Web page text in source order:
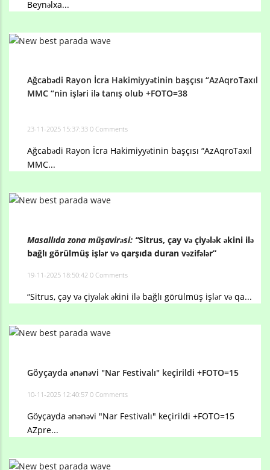
Beynəlxa...
Ağcabədi Rayon İcra Hakimiyyətinin başçısı “AzAqroTaxıl
MMC “nin işləri ilə tanış olub +FOTO=38
23-11-2025 15:37:33 0 Comments
Ağcabədi Rayon İcra Hakimiyyətinin başçısı “AzAqroTaxıl
MMC...
Masallıda zona müşavirəsi: “Sitrus, çay və çiyələk əkini ilə
bağlı görülmüş işlər və qarşıda duran vəzifələr”
19-11-2025 18:50:42 0 Comments
“Sitrus, çay və çiyələk əkini ilə bağlı görülmüş işlər və qa...
Göyçayda ənənəvi "Nar Festivalı" keçirildi +FOTO=15
10-11-2025 12:40:57 0 Comments
Göyçayda ənənəvi "Nar Festivalı" keçirildi +FOTO=15
AZpre...